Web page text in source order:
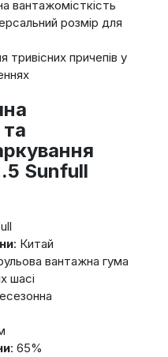
вантажомісткість
розмір для
тривісних причепів у
Sunfull
: Китай
вантажна гума
шасі
: 65%